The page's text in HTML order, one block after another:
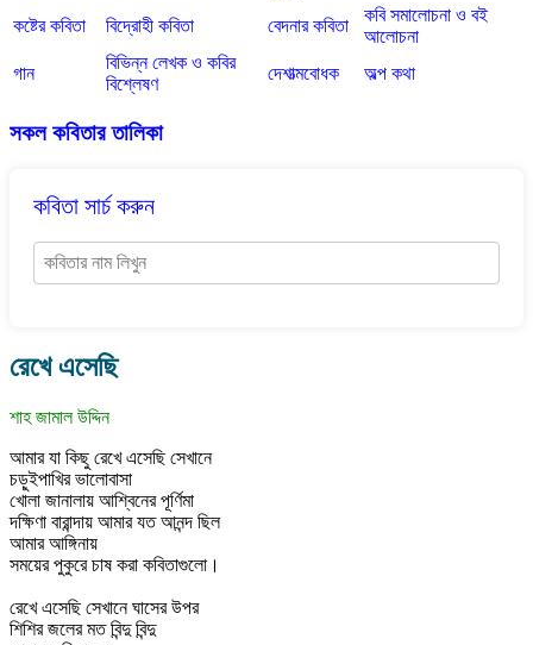
কষ্টের কবিতা বিদ্রোহী কবিতা বেদনার কবিতা
কবি সমালোচনা ও বই
আলোচনা
গান
বিভিন্ন লেখক ও কবির
বিশ্লেষণ
দেশাত্মবোধক অল্প কথা
সকল কবিতার তালিকা
কবিতা সার্চ করুন
রেখে এসেছি
শাহ জামাল উদ্দিন
আমার যা কিছু রেখে এসেছি সেখানে
চড়ুইপাখির ভালোবাসা
খোলা জানালায় আশ্বিনের পূর্ণিমা
দক্ষিণা বারান্দায় আমার যত আনন্দ ছিল
আমার আঙ্গিনায়
সময়ের পুকুরে চাষ করা কবিতাগুলো।
রেখে এসেছি সেখানে ঘাসের উপর
শিশির জলের মত বিন্দু বিন্দু